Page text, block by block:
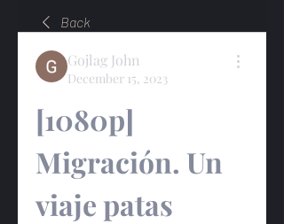
Back
Gojlag John
December 15, 2023
[1080p]
Migración. Un
viaje patas